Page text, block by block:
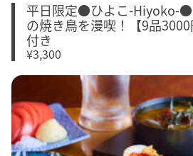
平日限定●ひよこ-Hiyoko-●
の焼き鳥を漫喫！【9品
付き
¥3,300